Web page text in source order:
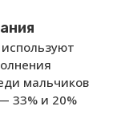
мальчиков
33% и 20%